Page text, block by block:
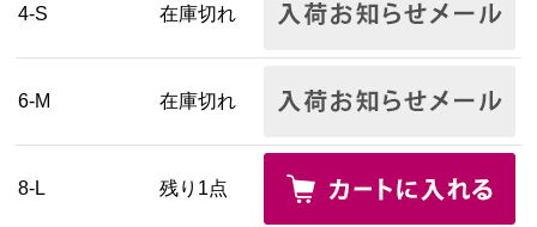
4-S 在庫切れ
6-M 在庫切れ
8-L 残り1点